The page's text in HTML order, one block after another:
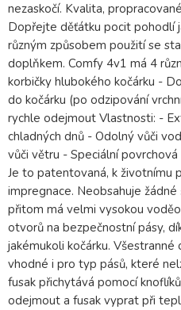
nezaskočí. Kvalita,
Dopřejte děťátku pocit pohodlí
různým způsobem použití se
doplňkem. Comfy 4v1 má 4
korbičky hlubokého kočárku -
do kočárku (po odzipování
rychle odejmout Vlastnosti: -
chladných dnů - Odolný vůči
vůči větru - Speciální
Je to patentovaná, k životnímu
impregnace. Neobsahuje
přitom má velmi vysokou
otvorů na bezpečnostní pásy,
jakémukoli kočárku.
vhodné i pro typ pásů, které
fusak přichytává pomocí
odejmout a fusak vyprat při